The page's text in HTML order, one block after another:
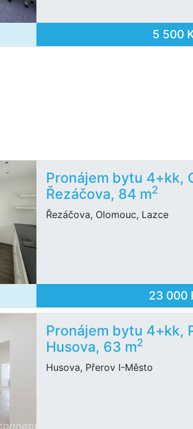
5 500
Pronájem bytu 4+kk,
Řezáčova, 84 m2
Řezáčova, Olomouc, Lazce
23 000
Pronájem bytu 4+kk,
Husova, 63 m2
Husova, Přerov I-Město